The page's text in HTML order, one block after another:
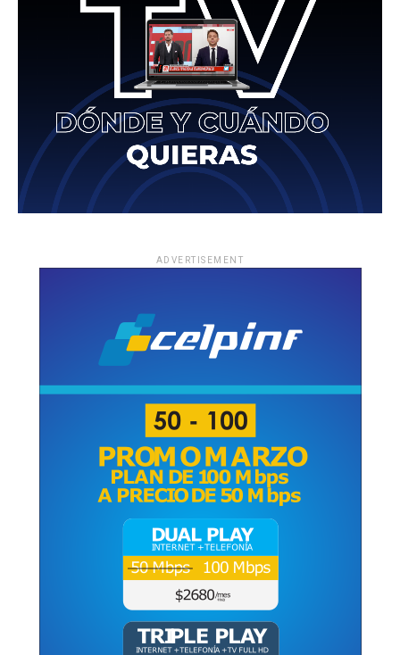
ADVERTISEMENT